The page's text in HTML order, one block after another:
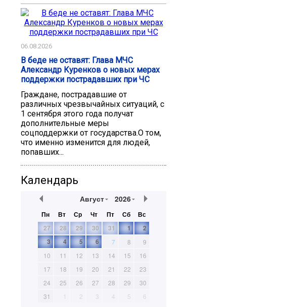
06.08.2026
В беде не оставят: Глава МЧС
Александр Куренков о новых мерах
поддержки пострадавших при ЧС
Граждане, пострадавшие от
различных чрезвычайных ситуаций, с
1 сентября этого года получат
дополнительные меры
соцподдержки от государства.О том,
что именно изменится для людей,
попавших...
Календарь
Август 2026
Пн Вт Ср Чт Пт Сб
Вс
27
28 29 30 31 1
2
3
4 5 6 7 8
9
10
11 12 13 14 15
16
17
18 19 20 21 22
23
24
25 26 27 28 29
30
31
1 2 3 4 5 6